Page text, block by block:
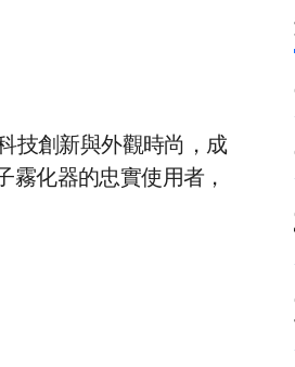
技創新與外觀時尚，成
霧化器的忠實使用者，